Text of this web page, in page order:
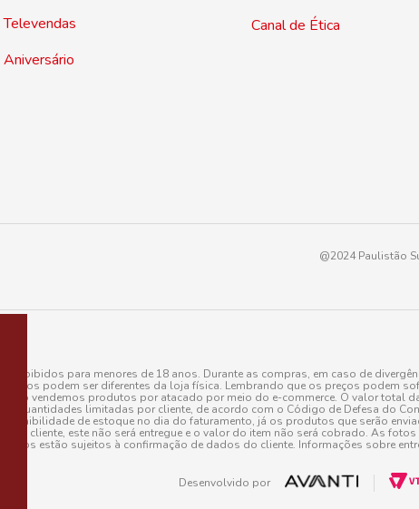
Televendas
Aniversário
Canal de Ética
@2024 Paulistão
proibidos para menores de 18 anos. Durante as compras, em caso de
podem ser diferentes da loja física. Lembrando que os preços podem
não vendemos produtos por atacado por meio do e-commerce. O valor total
limitadas por cliente, de acordo com o Código de Defesa do
de estoque no dia do faturamento, já os produtos que serão
do cliente, este não será entregue e o valor do item não será cobrado. As
estão sujeitos à confirmação de dados do cliente. Informações sobre
Desenvolvido por